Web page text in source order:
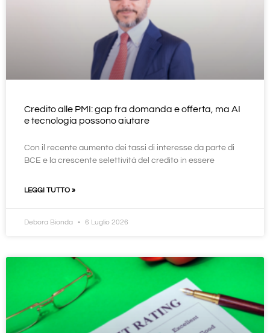
Credito alle PMI: gap fra domanda e offerta, ma AI
e tecnologia possono aiutare
Con il recente aumento dei tassi di interesse da parte di
BCE e la crescente selettività del credito in essere
LEGGI TUTTO »
Debora Bionda 6 Luglio 2026